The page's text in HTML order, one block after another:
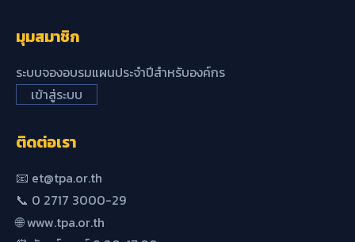
มุมสมาชิก
ระบบจองอบรมแผนประจำปีสำหรับองค์กร
เข้าสู่ระบบ
ติดต่อเรา
📧 et@tpa.or.th
📞 0 2717 3000-29
🌐 www.tpa.or.th